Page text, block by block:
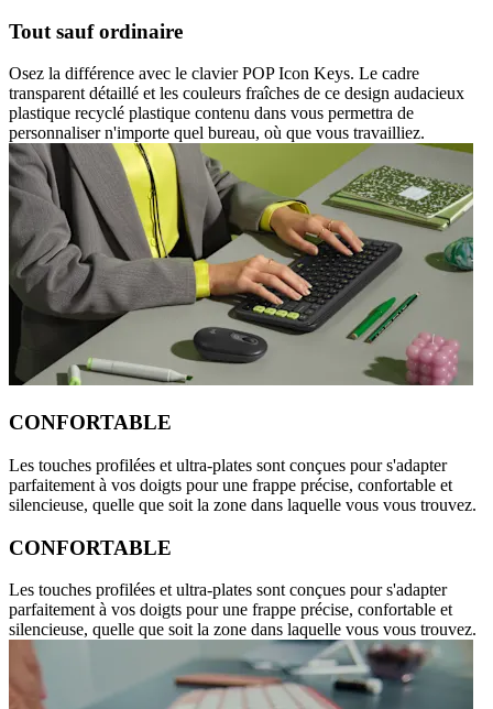
Tout sauf ordinaire
Osez la différence avec le clavier POP Icon Keys. Le cadre
transparent détaillé et les couleurs fraîches de ce design audacieux
plastique recyclé plastique contenu dans vous permettra de
personnaliser n'importe quel bureau, où que vous travailliez.
CONFORTABLE
Les touches profilées et ultra-plates sont conçues pour s'adapter
parfaitement à vos doigts pour une frappe précise, confortable et
silencieuse, quelle que soit la zone dans laquelle vous vous trouvez.
CONFORTABLE
Les touches profilées et ultra-plates sont conçues pour s'adapter
parfaitement à vos doigts pour une frappe précise, confortable et
silencieuse, quelle que soit la zone dans laquelle vous vous trouvez.